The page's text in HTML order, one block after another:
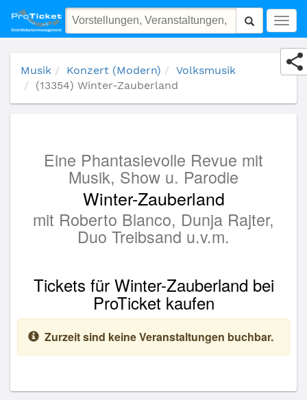
(13354) Winter-Zauberland
Musik Konzert (Modern)
Volksmusik
(13354) Winter-Zauberland
Eine Phantasievolle Revue mit
Musik, Show u. Parodie
Winter-Zauberland
mit Roberto Blanco, Dunja Rajter,
Duo Treibsand u.v.m.
Tickets für Winter-Zauberland bei
ProTicket kaufen
Zurzeit sind keine Veranstaltungen buchbar.